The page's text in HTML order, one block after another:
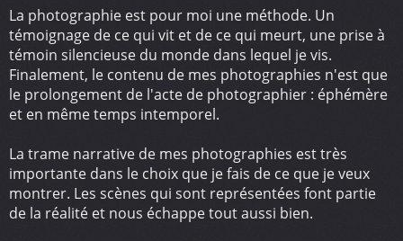
La photographie est pour moi une méthode. Un
témoignage de ce qui vit et de ce qui meurt, une prise à
témoin silencieuse du monde dans lequel je vis.
Finalement, le contenu de mes photographies n'est que
le prolongement de l'acte de photographier : éphémère
et en même temps intemporel.
La trame narrative de mes photographies est très
importante dans le choix que je fais de ce que je veux
montrer. Les scènes qui sont représentées font partie
de la réalité et nous échappe tout aussi bien.